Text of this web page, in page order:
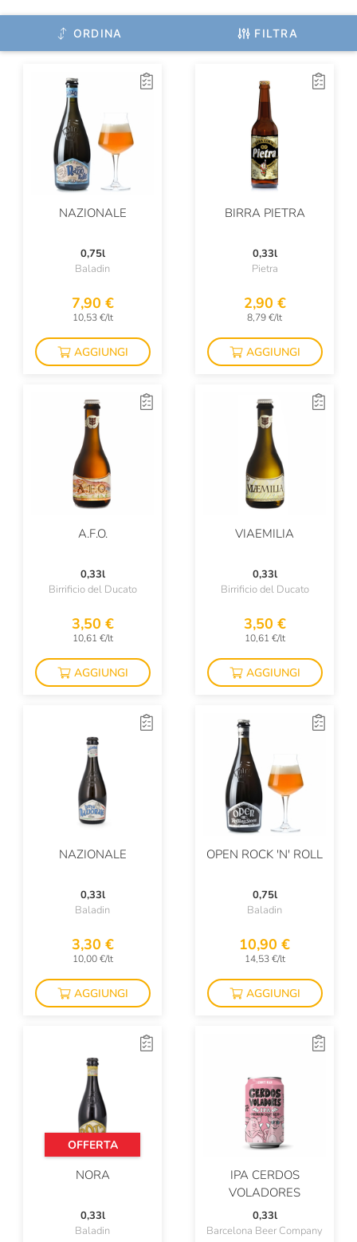
ORDINA FILTRA
NAZIONALE
0,75l
Baladin
7,90 €
10,53 €/lt
AGGIUNGI
BIRRA PIETRA
0,33l
Pietra
2,90 €
8,79 €/lt
AGGIUNGI
A.F.O.
0,33l
Birrificio del Ducato
3,50 €
10,61 €/lt
AGGIUNGI
VIAEMILIA
0,33l
Birrificio del Ducato
3,50 €
10,61 €/lt
AGGIUNGI
NAZIONALE
0,33l
Baladin
3,30 €
10,00 €/lt
AGGIUNGI
OPEN ROCK 'N' ROLL
0,75l
Baladin
10,90 €
14,53 €/lt
AGGIUNGI
OFFERTA
NORA
0,33l
Baladin
IPA CERDOS
VOLADORES
0,33l
Barcelona Beer Company